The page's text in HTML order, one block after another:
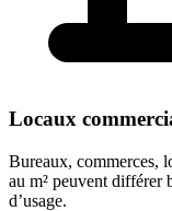
Locaux
Bureaux, commerces,
au m² peuvent différer
d’usage.